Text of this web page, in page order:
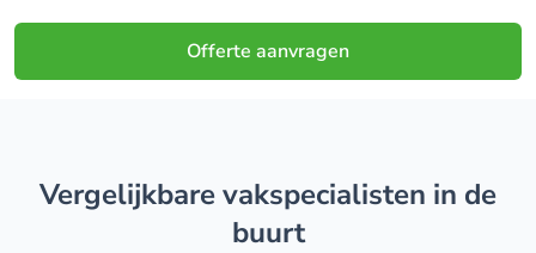
Offerte aanvragen
Vergelijkbare vakspecialisten in de
buurt